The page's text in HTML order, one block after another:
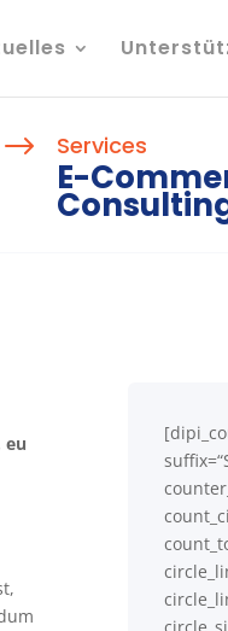
$ Services
E-
eu